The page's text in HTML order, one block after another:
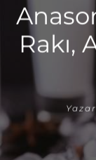
Rakı,